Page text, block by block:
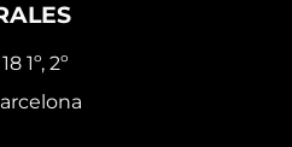
1º, 2º